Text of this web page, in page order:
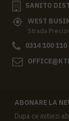
SANITO
WEST
Strada
0314 100 110
ABONARE LA
Dupa ce initiezi